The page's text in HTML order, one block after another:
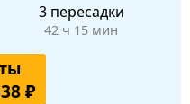
3 пересадки
42 ч 15 мин
₽